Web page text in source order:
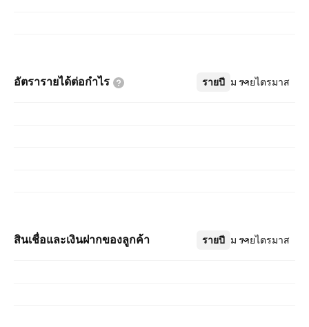
อัตรารายได้ต่อกำไร รายปี รายไตรมาส
เพิ่มเติม
สินเชื่อและเงินฝากของลูกค้า รายปี รายไตรมาส
เพิ่มเติม